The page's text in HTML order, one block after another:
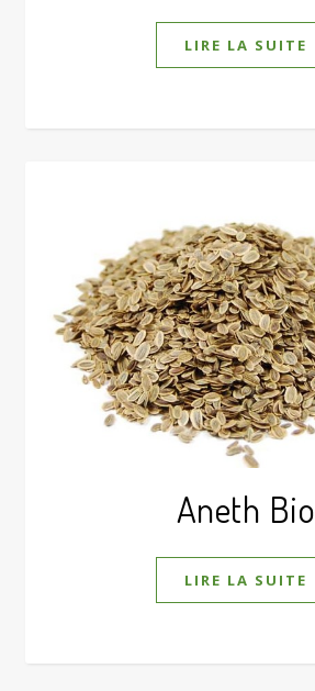
LIRE LA SUITE
Aneth Bio
LIRE LA SUITE